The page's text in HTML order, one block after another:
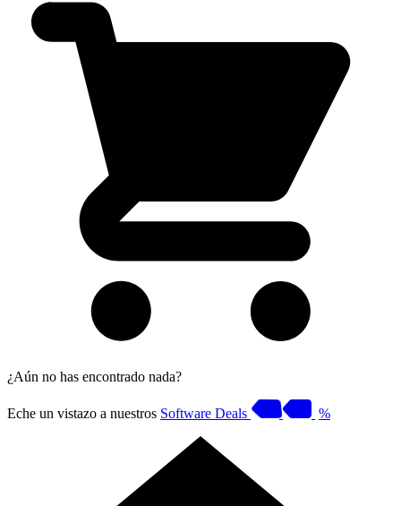
¿Aún no has encontrado nada?
Eche un vistazo a nuestros Software Deals %